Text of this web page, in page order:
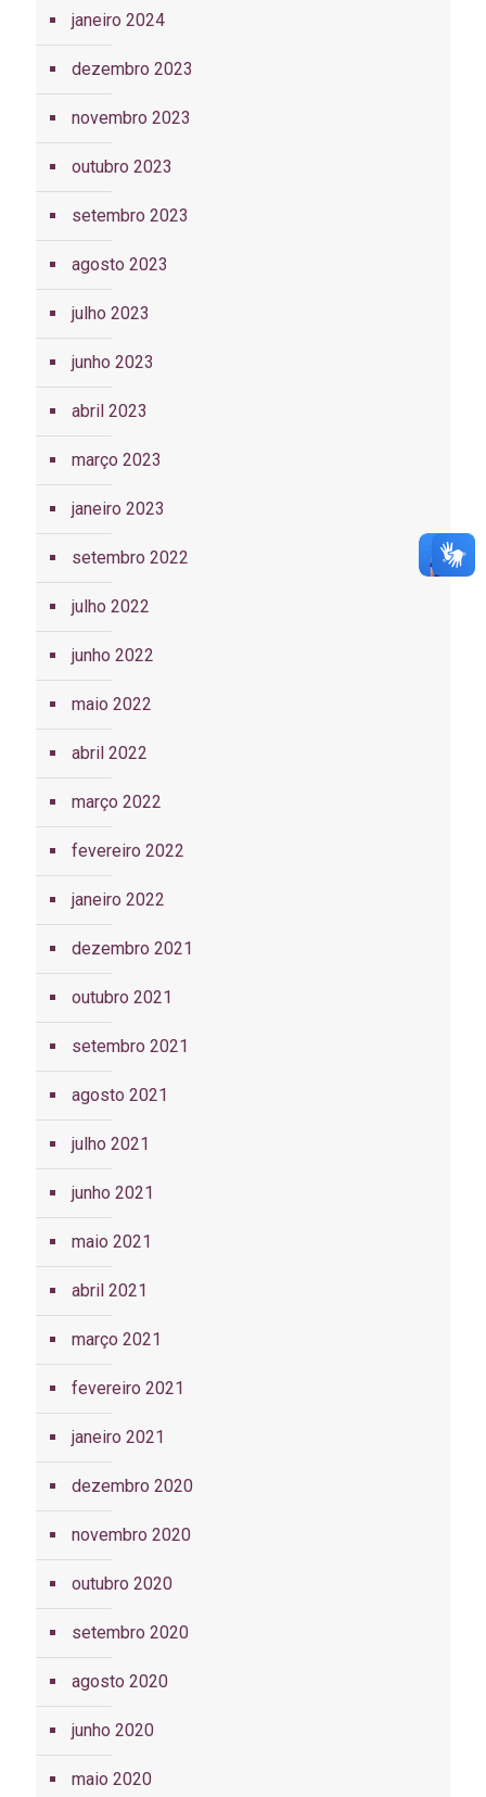
janeiro 2024
dezembro 2023
novembro 2023
outubro 2023
setembro 2023
agosto 2023
julho 2023
junho 2023
abril 2023
março 2023
janeiro 2023
setembro 2022
julho 2022
junho 2022
maio 2022
abril 2022
março 2022
fevereiro 2022
janeiro 2022
dezembro 2021
outubro 2021
setembro 2021
agosto 2021
julho 2021
junho 2021
maio 2021
abril 2021
março 2021
fevereiro 2021
janeiro 2021
dezembro 2020
novembro 2020
outubro 2020
setembro 2020
agosto 2020
junho 2020
maio 2020